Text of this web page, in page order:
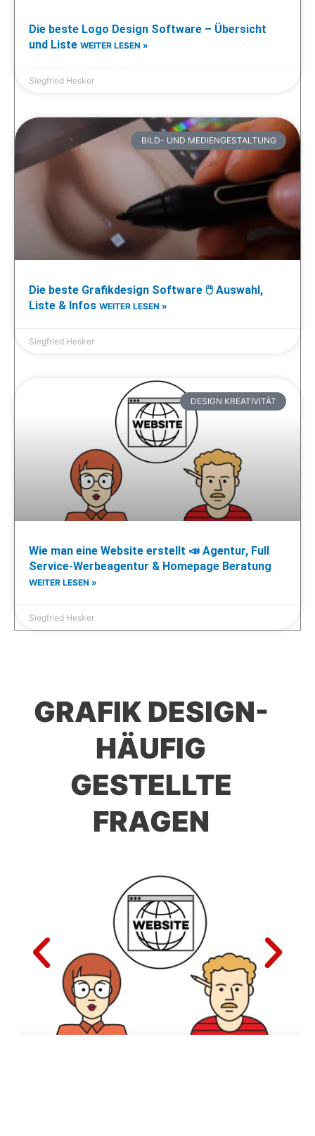
Die beste Logo Design Software – Übersicht
und Liste WEITER LESEN »
Siegfried Hesker
BILD- UND MEDIENGESTALTUNG
Die beste Grafikdesign Software 🖱️ Auswahl,
Liste & Infos WEITER LESEN »
Siegfried Hesker
DESIGN KREATIVITÄT
Wie man eine Website erstellt 📣 Agentur, Full
Service-Werbeagentur & Homepage Beratung
WEITER LESEN »
Siegfried Hesker
GRAFIK DESIGN-
HÄUFIG
GESTELLTE
FRAGEN